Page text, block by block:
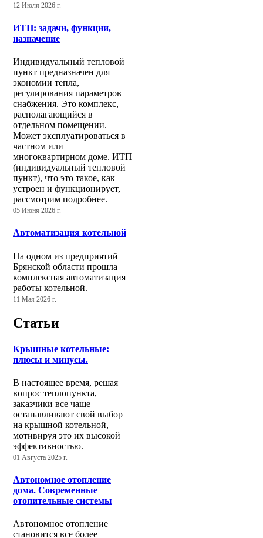
12 Июля 2026 г.
ИТП: задачи, функции,
назначение
Индивидуальный тепловой
пункт предназначен для
экономии тепла,
регулирования параметров
снабжения. Это комплекс,
располагающийся в
отдельном помещении.
Может эксплуатироваться в
частном или
многоквартирном доме. ИТП
(индивидуальный тепловой
пункт), что это такое, как
устроен и функционирует,
рассмотрим подробнее.
05 Июня 2026 г.
Автоматизация котельной
На одном из предприятий
Брянской области прошла
комплексная автоматизация
работы котельной.
11 Мая 2026 г.
Статьи
Крышные котельные:
плюсы и минусы.
В настоящее время, решая
вопрос теплопункта,
заказчики все чаще
останавливают свой выбор
на крышной котельной,
мотивируя это их высокой
эффективностью.
01 Августа 2025 г.
Автономное отопление
дома. Современные
отопительные системы
Автономное отопление
становится все более